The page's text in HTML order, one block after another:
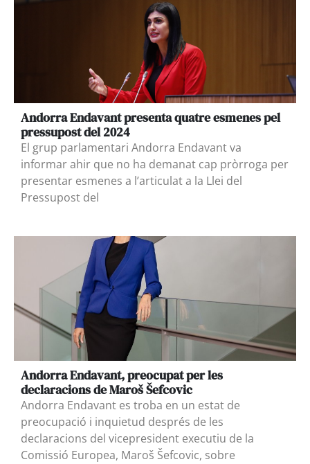
Andorra Endavant presenta quatre esmenes pel
pressupost del 2024
El grup parlamentari Andorra Endavant va
informar ahir que no ha demanat cap pròrroga per
presentar esmenes a l’articulat a la Llei del
Pressupost del
Andorra Endavant, preocupat per les
declaracions de Maroš Šefcovic
Andorra Endavant es troba en un estat de
preocupació i inquietud després de les
declaracions del vicepresident executiu de la
Comissió Europea, Maroš Šefcovic, sobre